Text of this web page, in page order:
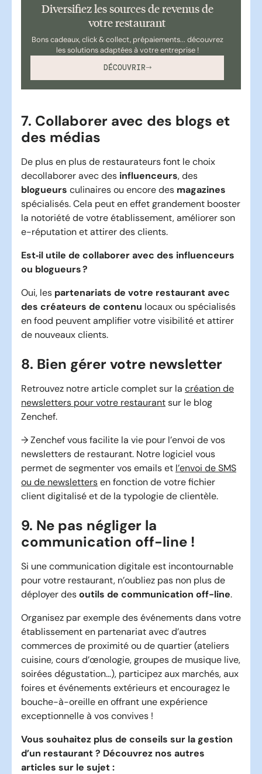
Diversifiez les sources de revenus de
votre restaurant
Bons cadeaux, click & collect, prépaiements... découvrez
les solutions adaptées à votre entreprise !
DÉCOUVRIR
7. Collaborer avec des blogs et
des médias
De plus en plus de restaurateurs font le choix
decollaborer avec des influenceurs, des
blogueurs culinaires ou encore des magazines
spécialisés. Cela peut en effet grandement booster
la notoriété de votre établissement, améliorer son
e-réputation et attirer des clients.
Est‑il utile de collaborer avec des influenceurs
ou blogueurs ?
Oui, les partenariats de votre restaurant avec
des créateurs de contenu locaux ou spécialisés
en food peuvent amplifier votre visibilité et attirer
de nouveaux clients.
8. Bien gérer votre newsletter
Retrouvez notre article complet sur la création de
newsletters pour votre restaurantsur le blog
Zenchef.
→ Zenchef vous facilite la vie pour l’envoi de vos
newsletters de restaurant. Notre logiciel vous
permet de segmenter vos emails et l’envoi de SMS
ou de newslettersen fonction de votre fichier
client digitalisé et de la typologie de clientèle.
9. Ne pas négliger la
communication off-line !
Si une communication digitale est incontournable
pour votre restaurant, n’oubliez pas non plus de
déployer desoutils de communication off-line.
Organisez par exemple des événements dans votre
établissement en partenariat avec d’autres
commerces de proximité ou de quartier (ateliers
cuisine, cours d’œnologie, groupes de musique live,
soirées dégustation…), participez aux marchés, aux
foires et événements extérieurs et encouragez le
bouche-à-oreille en offrant une expérience
exceptionnelle à vos convives !
Vous souhaitez plus de conseils sur la gestion
d’un restaurant ? Découvrez nos autres
articles sur le sujet :